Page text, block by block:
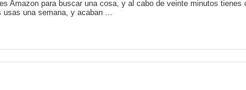
Amazon para buscar una cosa, y al cabo de veinte minutos
una semana, y acaban ...